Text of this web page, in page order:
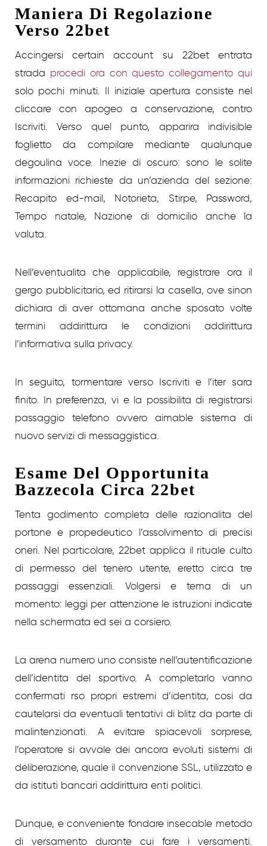
Maniera Di Regolazione
Verso 22bet
Accingersi certain account su 22bet entrata
strada procedi ora con questo collegamento qui
solo pochi minuti. Il iniziale apertura consiste nel
cliccare con apogeo a conservazione, contro
Iscriviti. Verso quel punto, apparira indivisible
foglietto da compilare mediante qualunque
degoulina voce. Inezie di oscuro: sono le solite
informazioni richieste da un’azienda del sezione:
Recapito ed-mail, Notorieta, Stirpe, Password,
Tempo natale, Nazione di domicilio anche la
valuta.
Nell’eventualita che applicabile, registrare ora il
gergo pubblicitario, ed ritirarsi la casella, ove sinon
dichiara di aver ottomana anche sposato volte
termini addirittura le condizioni addirittura
l’informativa sulla privacy.
In seguito, tormentare verso Iscriviti e l’iter sara
finito. In preferenza, vi e la possibilita di registrarsi
passaggio telefono ovvero aimable sistema di
nuovo servizi di messaggistica.
Esame Del Opportunita
Bazzecola Circa 22bet
Tenta godimento completa delle razionalita del
portone e propedeutico l’assolvimento di precisi
oneri. Nel particolare, 22bet applica il rituale culto
di permesso del tenero utente, eretto circa tre
passaggi essenziali. Volgersi e tema di un
momento: leggi per attenzione le istruzioni indicate
nella schermata ed sei a corsiero.
La arena numero uno consiste nell’autentificazione
dell’identita del sportivo. A completarlo vanno
confermati rso propri estremi d’identita, cosi da
cautelarsi da eventuali tentativi di blitz da parte di
malintenzionati. A evitare spiacevoli sorprese,
l’operatore si avvale dei ancora evoluti sistemi di
deliberazione, quale il convenzione SSL, utilizzato e
da istituti bancari addirittura enti politici.
Dunque, e conveniente fondare insecable metodo
di versamento durante cui fare i versamenti.